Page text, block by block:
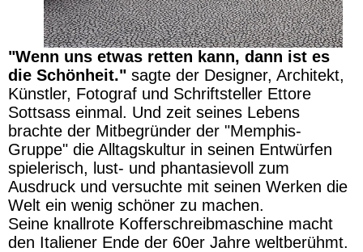
"Wenn uns etwas retten kann, dann ist es
die Schönheit." sagte der Designer, Architekt,
Künstler, Fotograf und Schriftsteller Ettore
Sottsass einmal. Und zeit seines Lebens
brachte der Mitbegründer der "Memphis-
Gruppe" die Alltagskultur in seinen Entwürfen
spielerisch, lust- und phantasievoll zum
Ausdruck und versuchte mit seinen Werken die
Welt ein wenig schöner zu machen.
Seine knallrote Kofferschreibmaschine macht
den Italiener Ende der 60er Jahre weltberühmt.